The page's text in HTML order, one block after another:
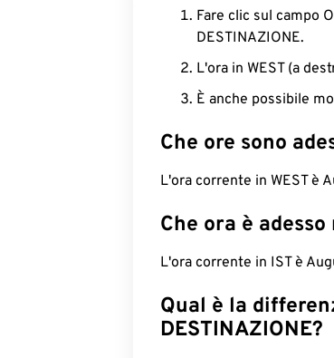
Fare clic sul campo
DESTINAZIONE.
L'ora in WEST (a
È anche possibile
Che ore sono
L'ora corrente in WEST è
Che ora è
L'ora corrente in IST è
Qual è la
DESTINAZIONE?